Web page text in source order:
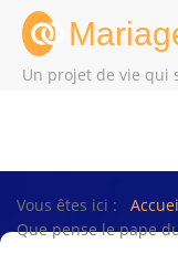
Un projet de vie qui
Vous êtes ici :
Que pense le pape